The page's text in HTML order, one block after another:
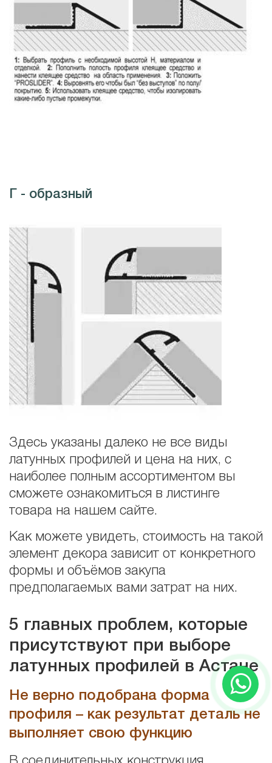
Г - образный
Здесь указаны далеко не все виды
латунных профилей и цена на них, с
наиболее полным ассортиментом вы
сможете ознакомиться в листинге
товара на нашем сайте.
Как можете увидеть, стоимость на такой
элемент декора зависит от конкретного
формы и объёмов закупа
предполагаемых вами затрат на них.
5 главных проблем, которые
присутствуют при выборе
латунных профилей в Астане
Не верно подобрана форма
профиля – как результат деталь не
выполняет свою функцию